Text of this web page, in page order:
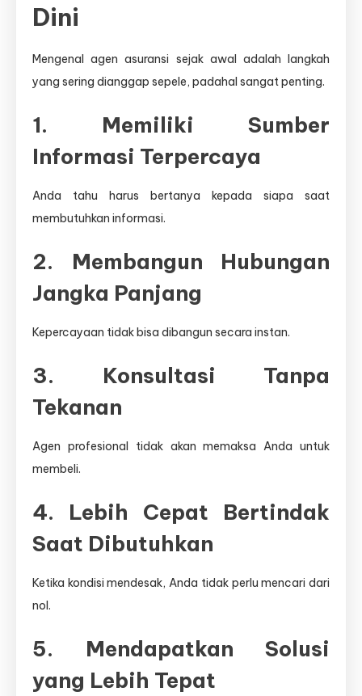
Dini
Mengenal agen asuransi sejak awal adalah langkah
yang sering dianggap sepele, padahal sangat penting.
1. Memiliki Sumber
Informasi Terpercaya
Anda tahu harus bertanya kepada siapa saat
membutuhkan informasi.
2. Membangun Hubungan
Jangka Panjang
Kepercayaan tidak bisa dibangun secara instan.
3. Konsultasi Tanpa
Tekanan
Agen profesional tidak akan memaksa Anda untuk
membeli.
4. Lebih Cepat Bertindak
Saat Dibutuhkan
Ketika kondisi mendesak, Anda tidak perlu mencari dari
nol.
5. Mendapatkan Solusi
yang Lebih Tepat